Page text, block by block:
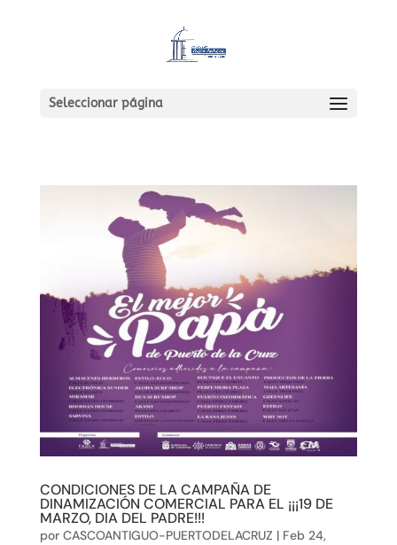
Seleccionar página
CONDICIONES DE LA CAMPAÑA DE
DINAMIZACIÓN COMERCIAL PARA EL ¡¡¡19 DE
MARZO, DIA DEL PADRE!!!
por CASCOANTIGUO-PUERTODELACRUZ | Feb 24,